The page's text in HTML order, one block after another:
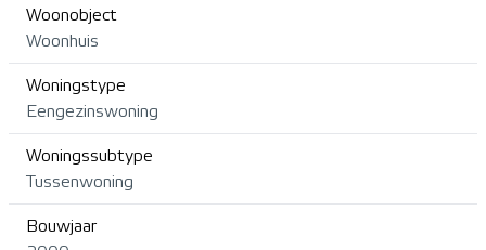
Woonobject
Woonhuis
Woningstype
Eengezinswoning
Woningssubtype
Tussenwoning
Bouwjaar